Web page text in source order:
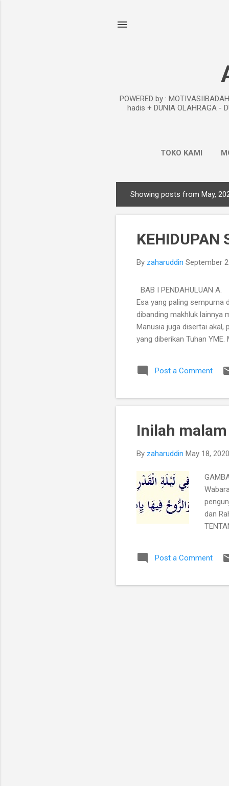
POWERED by :
hadis + DUNIA OLAHRAGA -
TOKO KAMI
o
Showing posts from May,
KEHIDUPAN
By zaharuddin September
BAB I PENDAHULUAN
Esa yang paling sempurna
dibanding makhluk lainnya
Manusia juga disertai akal,
yang diberikan Tuhan
perkembangan, dan mati.
sebuah hubungan timbal
ambil dan sebagai
Post a Comment
Inilah
By zaharuddin May 18, 2020
dan
secara
Post a Comment